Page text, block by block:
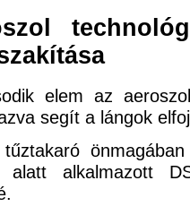
elem az
segít a lángok
alatt alkalmazott